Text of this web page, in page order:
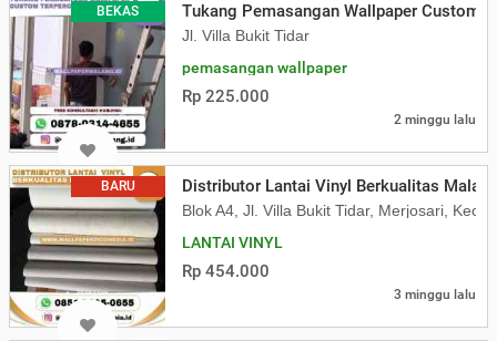
BEKAS Tukang Pemasangan Wallpaper Custom
Jl. Villa Bukit Tidar
pemasangan wallpaper
Rp 225.000
2 minggu lalu
BARU Distributor Lantai Vinyl Berkualitas
Blok A4, Jl. Villa Bukit Tidar, Merjosari, Kec.
LANTAI VINYL
Rp 454.000
3 minggu lalu